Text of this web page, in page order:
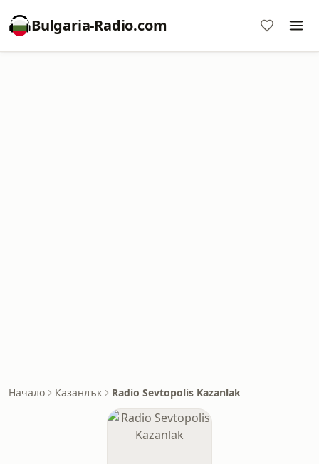
Bulgaria-Radio.com
Начало Казанлък Radio Sevtopolis Kazanlak